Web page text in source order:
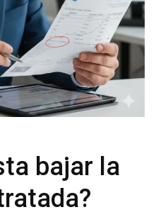
bajar la